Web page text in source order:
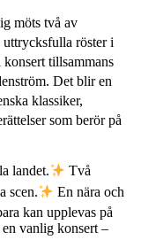
möts två av
uttrycksfulla röster i
tillsammans
Det blir en
klassiker,
som berör på
landet.
Två
scen.
En nära och
kan upplevas på
vanlig konsert –